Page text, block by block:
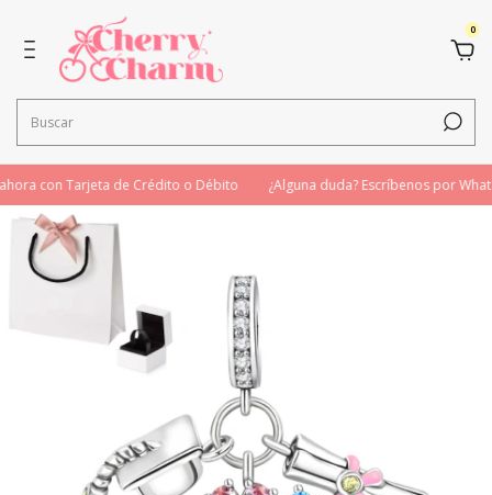
0
con Tarjeta de Crédito o Débito ¿Alguna duda? Escríbenos por